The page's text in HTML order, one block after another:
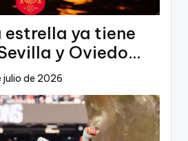
estrella ya tiene
y Oviedo
julio de 2026